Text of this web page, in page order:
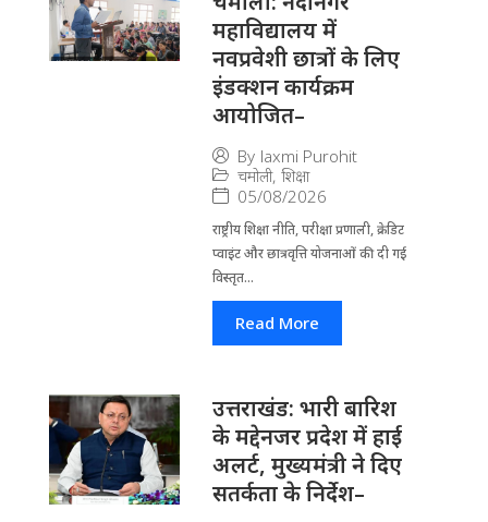
महाविद्यालय में
नवप्रवेशी छात्रों के लिए
इंडक्शन कार्यक्रम
आयोजित–
By laxmi Purohit
चमोली, शिक्षा
05/08/2026
राष्ट्रीय शिक्षा नीति, परीक्षा प्रणाली, क्रेडिट
प्वाइंट और छात्रवृत्ति योजनाओं की दी गई
विस्तृत...
Read More
उत्तराखंड: भारी बारिश
के मद्देनजर प्रदेश में हाई
अलर्ट, मुख्यमंत्री ने दिए
सतर्कता के निर्देश–